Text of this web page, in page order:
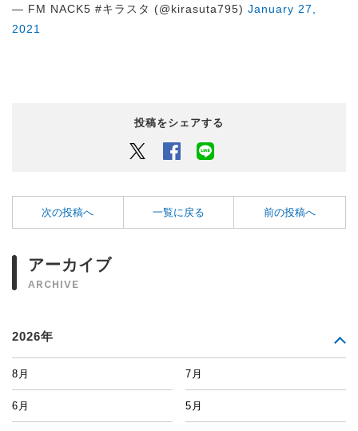
— FM NACK5 #キラスタ (@kirasuta795) January 27,
2021
投稿をシェアする
Twitter Facebook
次の投稿へ 一覧に戻る 前の投稿へ
アーカイブ
ARCHIVE
2026年
8月 7月
6月 5月